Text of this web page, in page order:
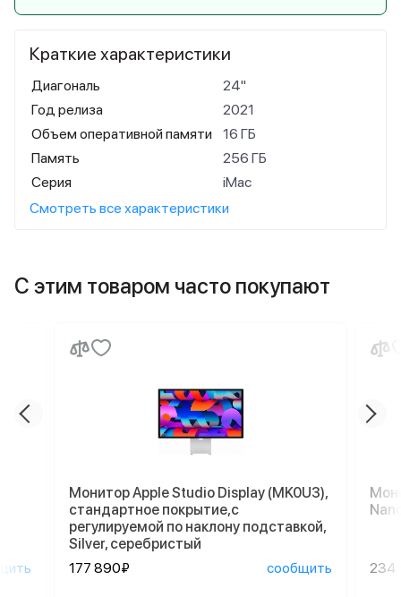
Краткие характеристики
Диагональ
24"
Год релиза
2021
Объем оперативной памяти
16 ГБ
Память
256 ГБ
Серия
iMac
Смотреть все характеристики
С этим товаром часто покупают
Монитор Apple Studio Display (MK0U3),
стандартное покрытие,с
регулируемой по наклону подставкой,
Silver, серебристый
177 890₽
сообщить 234